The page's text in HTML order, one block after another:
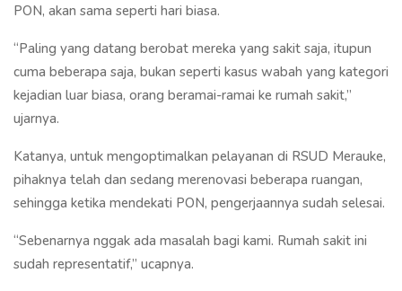
PON, akan sama seperti hari biasa.
“Paling yang datang berobat mereka yang sakit saja, itupun
cuma beberapa saja, bukan seperti kasus wabah yang kategori
kejadian luar biasa, orang beramai-ramai ke rumah sakit,”
ujarnya.
Katanya, untuk mengoptimalkan pelayanan di RSUD Merauke,
pihaknya telah dan sedang merenovasi beberapa ruangan,
sehingga ketika mendekati PON, pengerjaannya sudah selesai.
“Sebenarnya nggak ada masalah bagi kami. Rumah sakit ini
sudah representatif,” ucapnya.